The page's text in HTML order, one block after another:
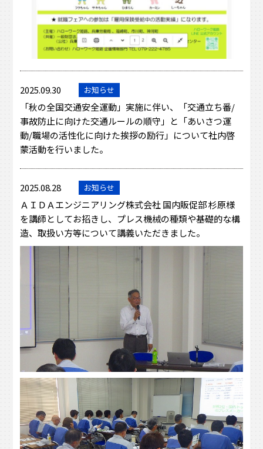
2025.09.30 お知らせ
「秋の全国交通安全運動」実施に伴い、「交通立ち番/
事故防止に向けた交通ルールの順守」と「あいさつ運
動/職場の活性化に向けた挨拶の励行」について社内啓
蒙活動を行いました。
2025.08.28 お知らせ
ＡＩＤＡエンジニアリング株式会社 国内販促部 杉原様
を講師としてお招きし、プレス機械の種類や基礎的な構
造、取扱い方等について講義いただきました。